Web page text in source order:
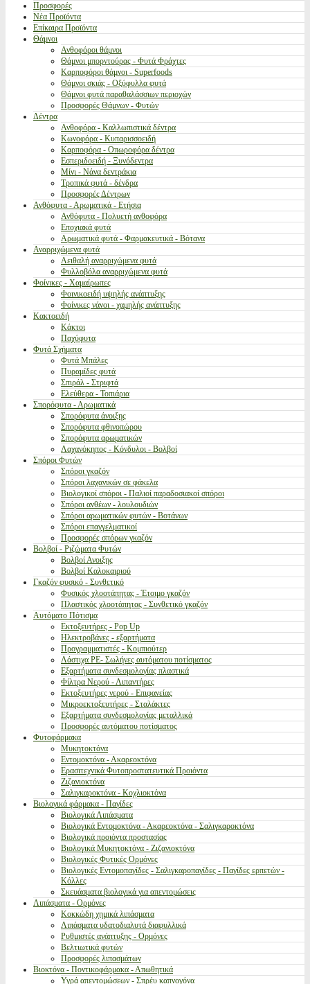
Προσφορές
Νέα Προϊόντα
Επίκαιρα Προϊόντα
Θάμνοι
Ανθοφόροι θάμνοι
Θάμνοι μπορντούρας - Φυτά Φράχτες
Καρποφόροι θάμνοι - Superfoods
Θάμνοι σκιάς - Οξύφυλλα φυτά
Θάμνοι φυτά παραθαλάσσιων περιοχών
Προσφορές Θάμνων - Φυτών
Δέντρα
Ανθοφόρα - Καλλωπιστικά δέντρα
Κωνοφόρα - Κυπαρισσοειδή
Καρποφόρα - Οπωροφόρα δέντρα
Εσπεριδοειδή - Ξυνόδεντρα
Μίνι - Νάνα δεντράκια
Τροπικά φυτά - δένδρα
Προσφορές Δέντρων
Ανθόφυτα - Αρωματικά - Ετήσια
Ανθόφυτα - Πολυετή ανθοφόρα
Εποχιακά φυτά
Αρωματικά φυτά - Φαρμακευτικά - Βότανα
Αναρριχώμενα φυτά
Αειθαλή αναρριχώμενα φυτά
Φυλλοβόλα αναρριχώμενα φυτά
Φοίνικες - Χαμαίρωπες
Φοινικοειδή υψηλής ανάπτυξης
Φοίνικες νάνοι - χαμηλής ανάπτυξης
Κακτοειδή
Κάκτοι
Παχύφυτα
Φυτά Σχήματα
Φυτά Μπάλες
Πυραμίδες φυτά
Σπιράλ - Στριφτά
Ελεύθερα - Τοπιάρια
Σπορόφυτα - Αρωματικά
Σπορόφυτα άνοιξης
Σπορόφυτα φθινοπώρου
Σπορόφυτα αρωματικών
Λαχανόκηπος - Κόνδυλοι - Βολβοί
Σπόροι Φυτών
Σπόροι γκαζόν
Σπόροι λαχανικών σε φάκελα
Βιολογικοί σπόροι - Παλιοί παραδοσιακοί σπόροι
Σπόροι ανθέων - λουλουδιών
Σπόροι αρωματικών φυτών - Βοτάνων
Σπόροι επαγγελματικοί
Προσφορές σπόρων γκαζόν
Βολβοί - Ριζώματα Φυτών
Βολβοί Ανοιξης
Βολβοί Καλοκαιριού
Γκαζόν φυσικό - Συνθετικό
Φυσικός χλοοτάπητας - Έτοιμο γκαζόν
Πλαστικός χλοοτάπητας - Συνθετικό γκαζόν
Αυτόματο Πότισμα
Εκτοξευτήρες - Pop Up
Ηλεκτροβάνες - εξαρτήματα
Προγραμματιστές - Κομπιούτερ
Λάστιχα PE- Σωλήνες αυτόματου ποτίσματος
Εξαρτήματα συνδεσμολογίας πλαστικά
Φίλτρα Νερού - Λιπαντήρες
Εκτοξευτήρες νερού - Επιφανείας
Μικροεκτοξευτήρες - Σταλάκτες
Εξαρτήματα συνδεσμολογίας μεταλλικά
Προσφορές αυτόματου ποτίσματος
Φυτοφάρμακα
Μυκητοκτόνα
Εντομοκτόνα - Ακαρεοκτόνα
Ερασιτεχνικά Φυτοπροστατευτικά Προιόντα
Ζιζανιοκτόνα
Σαλιγκαροκτόνα - Κοχλιοκτόνα
Βιολογικά φάρμακα - Παγίδες
Βιολογικά Λιπάσματα
Βιολογικά Εντομοκτόνα - Ακαρεοκτόνα - Σαλιγκαροκτόνα
Βιολογικά προιόντα προστασίας
Βιολογικά Μυκητοκτόνα - Ζιζανιοκτόνα
Βιολογικές Φυτικές Ορμόνες
Βιολογικές Εντομοπαγίδες - Σαλιγκαροπαγίδες - Παγίδες ερπετών -
Κόλλες
Σκευάσματα βιολογικά για απεντομώσεις
Λιπάσματα - Ορμόνες
Κοκκώδη χημικά λιπάσματα
Λιπάσματα υδατοδιαλυτά διαφυλλικά
Ρυθμιστές ανάπτυξης - Ορμόνες
Βελτιωτικά φυτών
Προσφορές λιπασμάτων
Βιοκτόνα - Ποντικοφάρμακα - Απωθητικά
Υγρά απεντομώσεων - Σπρέυ καπνογόνα